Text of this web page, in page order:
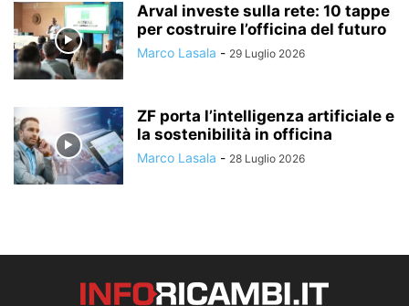
Arval investe sulla rete: 10 tappe
per costruire l’officina del futuro
Marco Lasala - 29 Luglio 2026
ZF porta l’intelligenza artificiale e
la sostenibilità in officina
Marco Lasala - 28 Luglio 2026